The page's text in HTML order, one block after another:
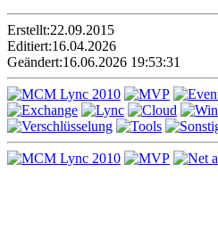
Erstellt:22.09.2015
Editiert:16.04.2026
Geändert:16.06.2026 19:53:31